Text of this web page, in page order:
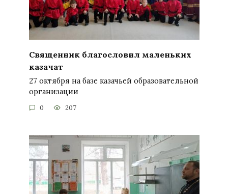
Священник благословил маленьких
казачат
27 октября на базе казачьей образовательной
организации
0 207